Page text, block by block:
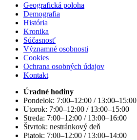
Geografická poloha
Demografia
História
Kronika
Súčasnosť
Významné osobnosti
Cookies
Ochrana osobných údajov
Kontakt
Úradné hodiny
Pondelok: 7:00–12:00 / 13:00–15:00
Utorok: 7:00–12:00 / 13:00–15:00
Streda: 7:00–12:00 / 13:00–16:00
Štvrtok: nestránkový deň
Piatok: 7:00–12:00 / 13:00–14:00